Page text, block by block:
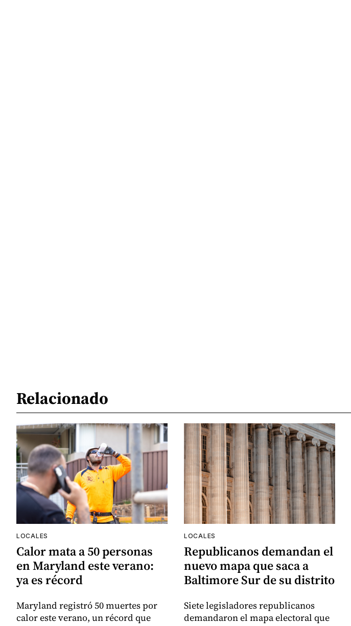
Relacionado
LOCALES
Calor mata a 50 personas
en Maryland este verano:
ya es récord
Maryland registró 50 muertes por
calor este verano, un récord que
LOCALES
Republicanos demandan el
nuevo mapa que saca a
Baltimore Sur de su distrito
Siete legisladores republicanos
demandaron el mapa electoral que